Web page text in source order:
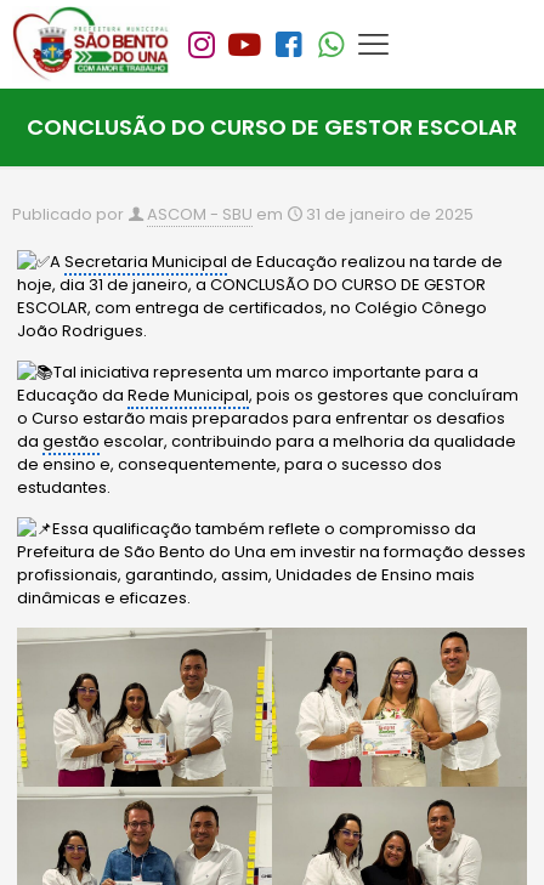
CONCLUSÃO DO CURSO DE GESTOR ESCOLAR
Publicado por ASCOM - SBU em 31 de janeiro de 2025
ASecretaria Municipal de Educação realizou na tarde de
hoje, dia 31 de janeiro, a CONCLUSÃO DO CURSO DE GESTOR
ESCOLAR, com entrega de certificados, no Colégio Cônego
João Rodrigues.
Tal iniciativa representa um marco importante para a
Educação daRede Municipal, pois os gestores que concluíram
o Curso estarão mais preparados para enfrentar os desafios
dagestão escolar, contribuindo para a melhoria da qualidade
de ensino e, consequentemente, para o sucesso dos
estudantes.
Essa qualificação também reflete o compromisso da
Prefeitura de São Bento do Una em investir na formação desses
profissionais, garantindo, assim, Unidades de Ensino mais
dinâmicas e eficazes.